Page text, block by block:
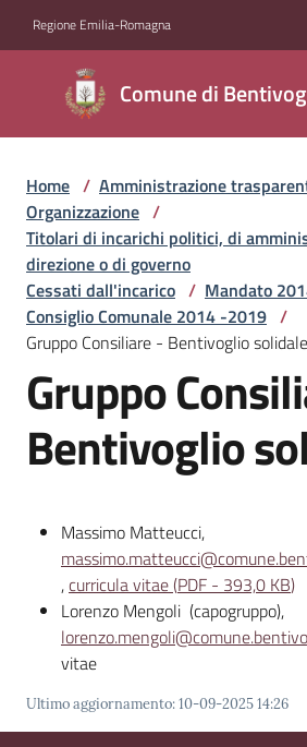
Regione Emilia-Romagna
Comune di
Comune di
Bentivoglio
Amministrazione
Menu selezionato
Novità
Servizi
Vivere
Bentivoglio
Amministrazione
Trasparente
Menu selezionato
o
P
Home / Amministrazione
Organizzazione /
Titolari di incarichi politici, di
direzione o di governo
Cessati dall'incarico / Mandato
Consiglio Comunale 2014 -2019 /
Gruppo Consiliare - Bentivoglio solidale
Gruppo
Bentivoglio
Massimo Matteucci,
,curricula vitae(PDF - 393,0 KB)
Lorenzo Mengoli (capogruppo),
vitae
Ultimo aggiornamento:10-09-2025 14:26